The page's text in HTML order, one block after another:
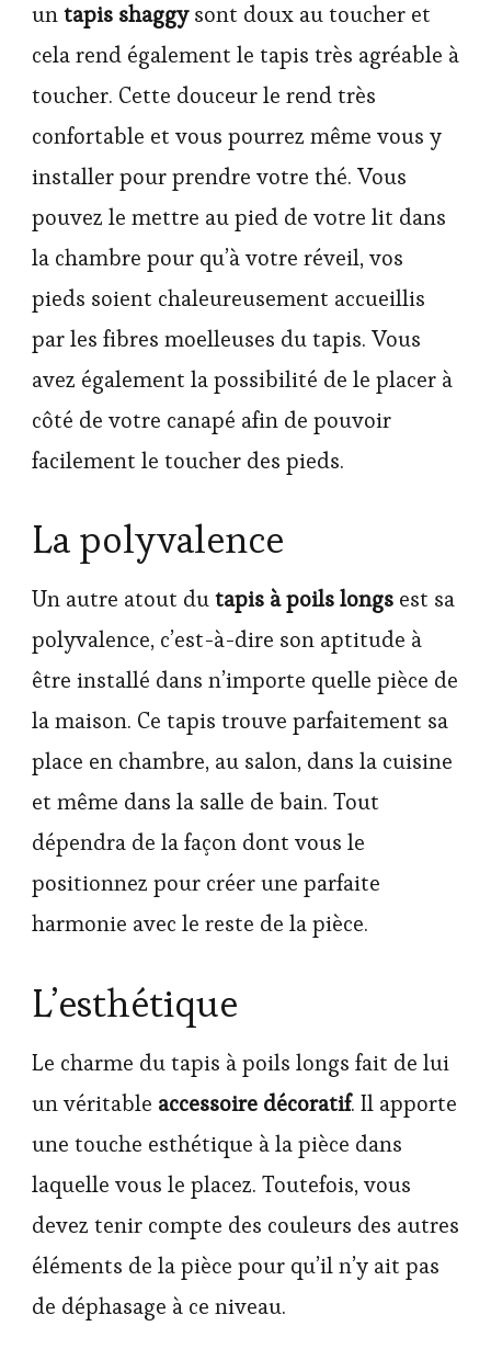
untapis shaggysont doux au toucher et
cela rend également le tapis très agréable à
toucher. Cette douceur le rend très
confortable et vous pourrez même vous y
installer pour prendre votre thé. Vous
pouvez le mettre au pied de votre lit dans
la chambre pour qu’à votre réveil, vos
pieds soient chaleureusement accueillis
par les fibres moelleuses du tapis. Vous
avez également la possibilité de le placer à
côté de votre canapé afin de pouvoir
facilement le toucher des pieds.
La polyvalence
Un autre atout dutapis à poils longs est sa
polyvalence, c’est-à-dire son aptitude à
être installé dans n’importe quelle pièce de
la maison. Ce tapis trouve parfaitement sa
place en chambre, au salon, dans la cuisine
et même dans la salle de bain. Tout
dépendra de la façon dont vous le
positionnez pour créer une parfaite
harmonie avec le reste de la pièce.
L’esthétique
Le charme du tapis à poils longs fait de lui
un véritable accessoire décoratif. Il apporte
une touche esthétique à la pièce dans
laquelle vous le placez. Toutefois, vous
devez tenir compte des couleurs des autres
éléments de la pièce pour qu’il n’y ait pas
de déphasage à ce niveau.